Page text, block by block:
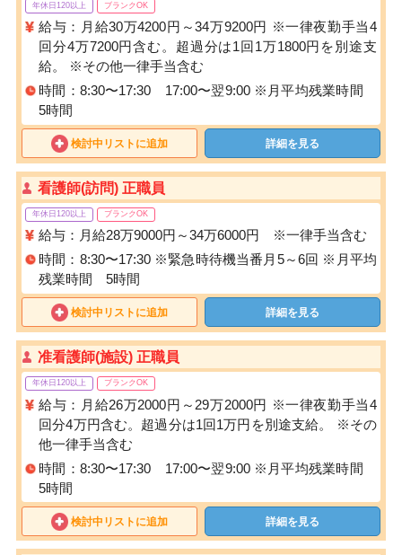
年休日120以上 ブランクOK
給与：月給30万4200円～34万9200円 ※一律夜勤手当4
回分4万7200円含む。超過分は1回1万1800円を別途支
給。 ※その他一律手当含む
時間：8:30〜17:30 17:00〜翌9:00 ※月平均残業時間
5時間
検討中リストに追加 詳細を見る
看護師(訪問) 正職員
年休日120以上 ブランクOK
給与：月給28万9000円～34万6000円 ※一律手当含む
時間：8:30〜17:30 ※緊急時待機当番月5～6回 ※月平均
残業時間 5時間
検討中リストに追加 詳細を見る
准看護師(施設) 正職員
年休日120以上 ブランクOK
給与：月給26万2000円～29万2000円 ※一律夜勤手当4
回分4万円含む。超過分は1回1万円を別途支給。 ※その
他一律手当含む
時間：8:30〜17:30 17:00〜翌9:00 ※月平均残業時間
5時間
検討中リストに追加 詳細を見る